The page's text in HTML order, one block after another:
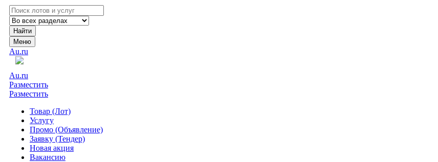
Найти
Меню
Au.ru
Au.ru
Разместить
Разместить
Товар (Лот)
Услугу
Промо (Объявление)
Заявку (Тендер)
Новая акция
Вакансию